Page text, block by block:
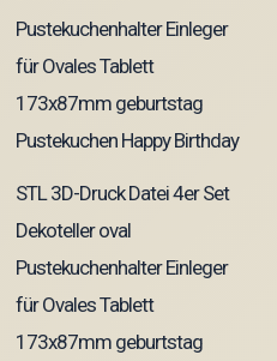
STL 3D-Druck Datei 4er Set
Dekoteller oval
Pustekuchenhalter Einleger
für Ovales Tablett
173x87mm geburtstag